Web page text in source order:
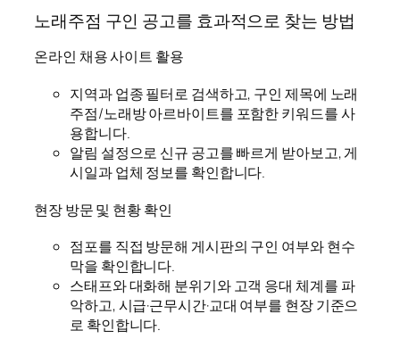
노래주점 구인 공고를 효과적으로 찾는 방법
온라인 채용 사이트 활용
지역과 업종 필터로 검색하고, 구인 제목에 노래
주점/노래방 아르바이트를 포함한 키워드를 사
용합니다.
알림 설정으로 신규 공고를 빠르게 받아보고, 게
시일과 업체 정보를 확인합니다.
현장 방문 및 현황 확인
점포를 직접 방문해 게시판의 구인 여부와 현수
막을 확인합니다.
스태프와 대화해 분위기와 고객 응대 체계를 파
악하고, 시급·근무시간·교대 여부를 현장 기준으
로 확인합니다.